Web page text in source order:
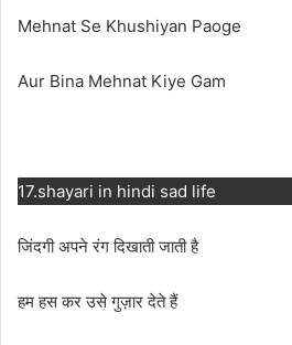
Mehnat Se Khushiyan Paoge
Aur Bina Mehnat Kiye Gam
17.shayari in hindi sad life
जिंदगी अपने रंग दिखाती जाती है
हम हस कर उसे गुज़ार देते हैं